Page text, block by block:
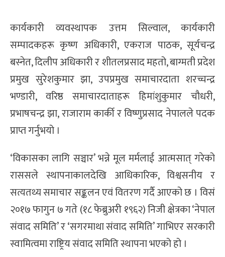
कार्यकारी व्यवस्थापक उत्तम सिल्वाल, कार्यकारी
सम्पादकहरू कृष्ण अधिकारी, एकराज पाठक, सूर्यचन्द्र
बस्नेत, दिलीप अधिकारी र शीतलप्रसाद महतो, बाग्मती प्रदेश
प्रमुख सुरेशकुमार झा, उपप्रमुख समाचारदाता शरच्चन्द्र
भण्डारी, वरिष्ठ समाचारदाताहरू हिमांशुकुमार चौधरी,
प्रभाषचन्द्र झा, राजाराम कार्की र विष्णुप्रसाद नेपालले पदक
प्राप्त गर्नुभयो ।
‘विकासका लागि सञ्चार’ भन्ने मूल मर्मलाई आत्मसात् गरेको
राससले स्थापनाकालदेखि आधिकारिक, विश्वसनीय र
सत्यतथ्य समाचार सङ्कलन एवं वितरण गर्दै आएको छ । विसं
२०१७ फागुन ७ गते (१८ फेब्रुअरी १९६२) निजी क्षेत्रका ‘नेपाल
संवाद समिति’ र ‘सगरमाथा संवाद समिति’ गाभिएर सरकारी
स्वामित्वमा राष्ट्रिय संवाद समिति स्थापना भएको हो ।